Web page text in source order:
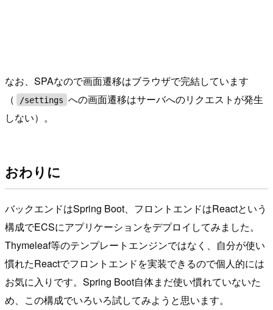
なお、SPAなので画面遷移はブラウザで完結しています
（
/settings への画面遷移はサーバへのリクエストが発生
しない）。
おわりに
バックエンドはSpring Boot、フロントエンドはReactという
構成でECSにアプリケーションをデプロイしてみました。
Thymeleaf等のテンプレートエンジンではなく、自分が使い
慣れたReactでフロントエンドを実装できるので個人的には
お気に入りです。Spring Boot自体まだ使い慣れていないた
め、この構成でいろいろ試してみようと思います。